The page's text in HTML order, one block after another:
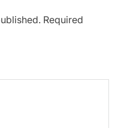
Required